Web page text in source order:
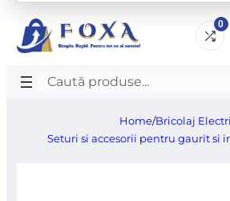
0
Caută
Home/Bricolaj
Seturi si accesorii pentru gaurit si